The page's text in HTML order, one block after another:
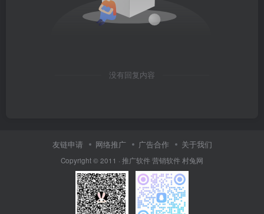
没有回复内容
友链申请 网络推广 广告合作 关于我们
Copyright © 2011 · 推广软件营销软件村兔网